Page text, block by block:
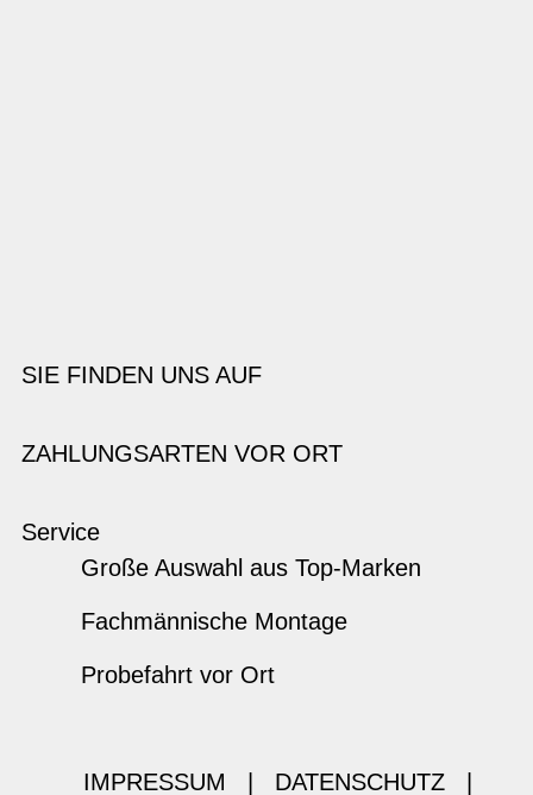
SIE FINDEN UNS AUF
ZAHLUNGSARTEN VOR ORT
Service
Große Auswahl aus Top-Marken
Fachmännische Montage
Probefahrt vor Ort
IMPRESSUM DATENSCHUTZ